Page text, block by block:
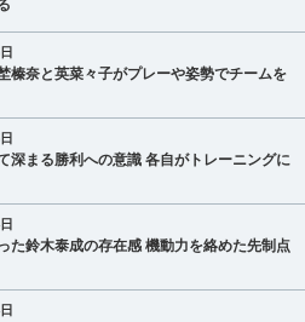
榛奈と英菜々子がプレーや姿勢でチームを
深まる勝利への意識 各自がトレーニングに
た鈴木泰成の存在感 機動力を絡めた先制点